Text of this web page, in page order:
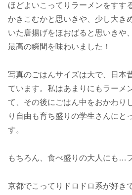
ほどよいこってりラーメンをすす
かきこむかと思いきや、少し大き
いた唐揚げをほおばると思いきや
最高の瞬間を味わいました！
写真のごはんサイズは大で、日本
ています。私はあまりにもラーメ
て、その後にごはん中をおかわり
り自由も育ち盛りの学生さんにと
す。
もちろん、食べ盛りの大人にも…
京都でこってりドロドロ系が好き